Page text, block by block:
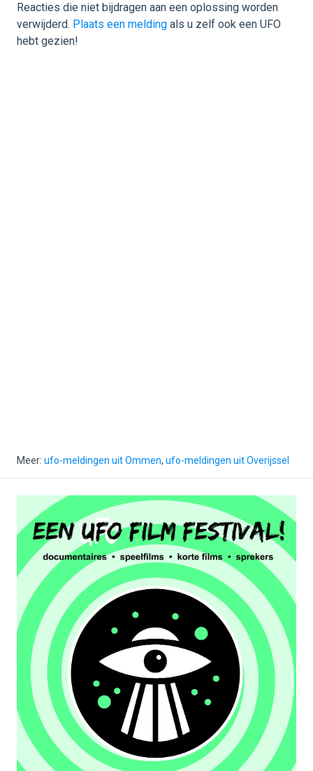
Reacties die niet bijdragen aan een oplossing worden
verwijderd. Plaats een melding als u zelf ook een UFO
hebt gezien!
Meer: ufo-meldingen uit Ommen, ufo-meldingen uit Overijssel